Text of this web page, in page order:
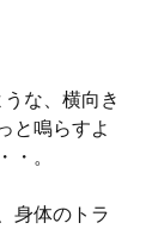
な、横向き
と鳴らすよ
・。
身体のトラ